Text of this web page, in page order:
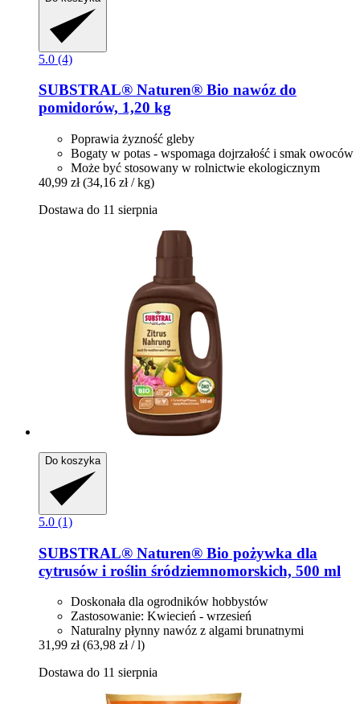
5.0 (4)
SUBSTRAL® Naturen® Bio nawóz do
pomidorów, 1,20 kg
Poprawia żyzność gleby
Bogaty w potas - wspomaga dojrzałość i smak owoców
Może być stosowany w rolnictwie ekologicznym
40,99 zł (34,16 zł / kg)
Dostawa do 11 sierpnia
Do koszyka
5.0 (1)
SUBSTRAL® Naturen® Bio pożywka dla
cytrusów i roślin śródziemnomorskich, 500 ml
Doskonała dla ogrodników hobbystów
Zastosowanie: Kwiecień - wrzesień
Naturalny płynny nawóz z algami brunatnymi
31,99 zł (63,98 zł / l)
Dostawa do 11 sierpnia